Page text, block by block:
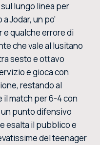
lungo linea per
Jodar, un po'
qualche errore di
che vale al lusitano
sesto e ottavo
e gioca con
restando al
il match per 6-4 con
un punto difensivo
esalta il pubblico e
del teenager